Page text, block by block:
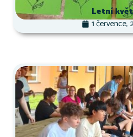
Letní
1 července,